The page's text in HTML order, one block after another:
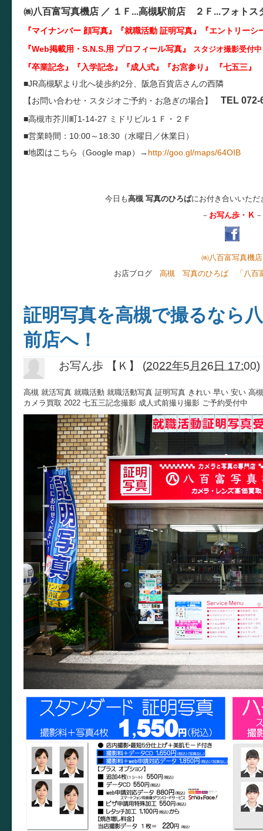
㈱八百富写真機店 ／ １Ｆ...高槻駅前店 ２Ｆ...フォトス
『マイナンバー 顔写真』『就職活動 証明写真』『エントリーシ
『Web掲載用・S.N.S.用 プロフィール写真』
スタジオ撮影受付中
『卒業記念』『入学記念』『成人式』『お宮参り』 『七五三』
■JR高槻駅より北へ徒歩約2分、阪急百貨店さんの西隣
【お問い合わせ・スタジオご予約・お急ぎの場合】 TEL 072-
■高槻市芥川町1-14-27 ミドリビル１Ｆ・２Ｆ
■営業時間：10:00～18:30（水曜日／休業日）
■地図はこちら（Google map）→ http://goo.gl/maps/64OIB
今日も高槻 写真のひろばにお付き合いいただ
－ お写ん歩・ Ｋ －
㈱八百富写真機店
お店ブログ 高槻 写真のひろば 「八百
証明写真を高槻で撮るなら
前店へ！
お写ん歩 【Ｋ】 (2022年5月26日 17:00)
高槻 就活写真 就職活動 就職活動写真 証明写真 きれい 早い 安い 高
カメラ買取 2022 七五三記念撮影 成人式前撮り撮影 ご予約受付中